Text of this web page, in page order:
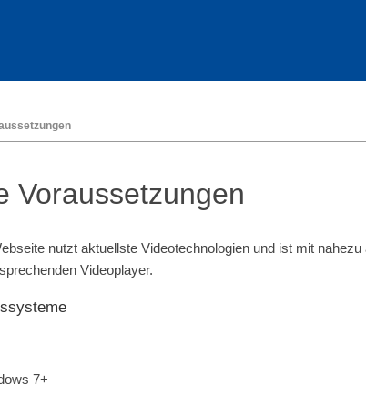
Voraussetzungen
nutzt aktuellste Videotechnologien und ist mit
Videoplayer.
7+